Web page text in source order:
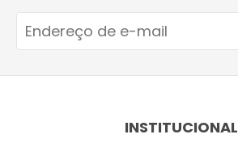
INSTITUCIONAL